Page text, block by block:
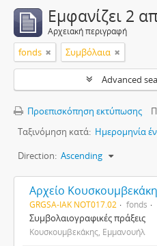
Εμφανίζει 2
Αρχειακή περιγραφή
fonds Συμβόλαια
Advanced
Προεπισκόπηση εκτύπωσης
Ταξινόμηση κατά: Ημερομηνία
Direction: Ascending
GRGSA-IAK NOT017.02 fonds
Συμβολαιογραφικές πράξεις
Κουσκουμβεκάκης, Εμμανουήλ